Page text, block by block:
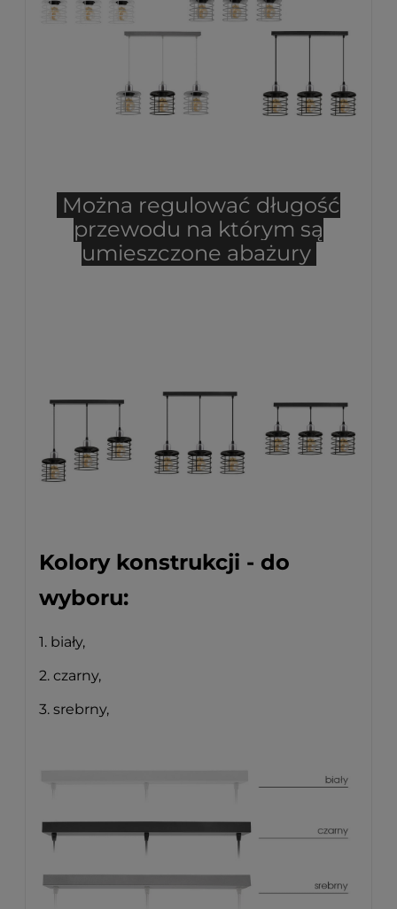
Można regulować długość
przewodu na którym są
umieszczone abażury
Kolory konstrukcji - do
wyboru:
1. biały,
2. czarny,
3. srebrny,